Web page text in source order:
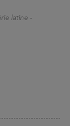
latine -